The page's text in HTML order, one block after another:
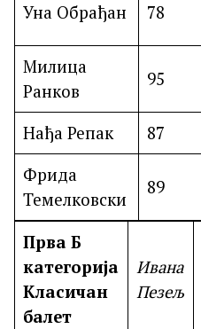
Уна Обрађан 78
Милица
Ранков
95
Нађа Репак 87
Фрида
Темелковски
89
Прва Б
категорија
Класичан
балет
Ивана
Пезељ